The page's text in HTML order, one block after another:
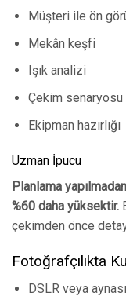
Müşteri ile ön
Mekân keşfi
Işık analizi
Çekim senaryosu
Ekipman hazırlığı
Uzman İpucu
Planlama
%60 daha yüksektir.
çekimden önce
Fotoğrafçılıkta
DSLR veya